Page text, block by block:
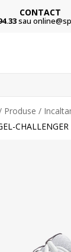
CONTACT
sau
Produse
CHALLENGER